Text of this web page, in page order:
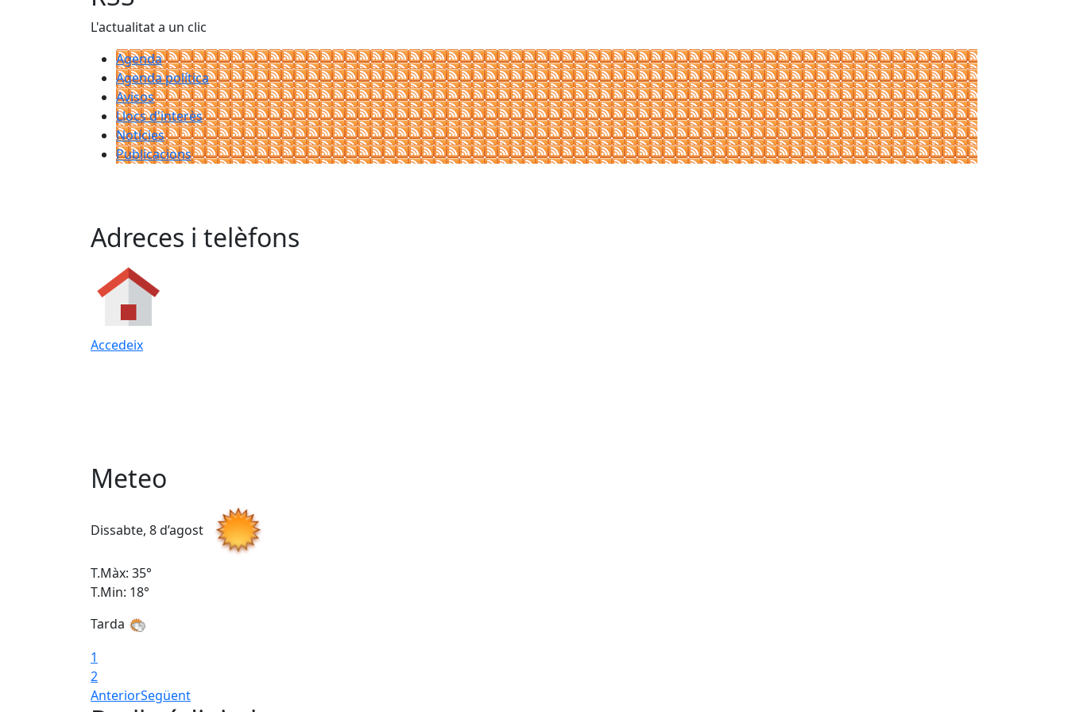
L'actualitat a un clic
Agenda
Agenda política
Avisos
Llocs d'interès
Notícies
Publicacions
Adreces i telèfons
Accedeix
Meteo
Dissabte, 8 d’agost
T.Màx: 35°
T.Min: 18°
Tarda
1
2
AnteriorSegüent